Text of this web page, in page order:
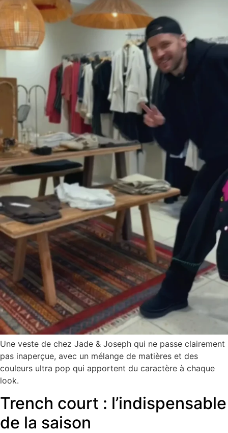
Une veste de chez Jade & Joseph qui ne passe clairement
pas inaperçue, avec un mélange de matières et des
couleurs ultra pop qui apportent du caractère à chaque
look.
Trench court : l’indispensable
de la saison